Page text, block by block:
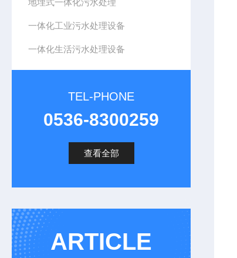
地埋式一体化污水处理
一体化工业污水处理设备
一体化生活污水处理设备
TEL-PHONE
0536-8300259
查看全部
ARTICLE